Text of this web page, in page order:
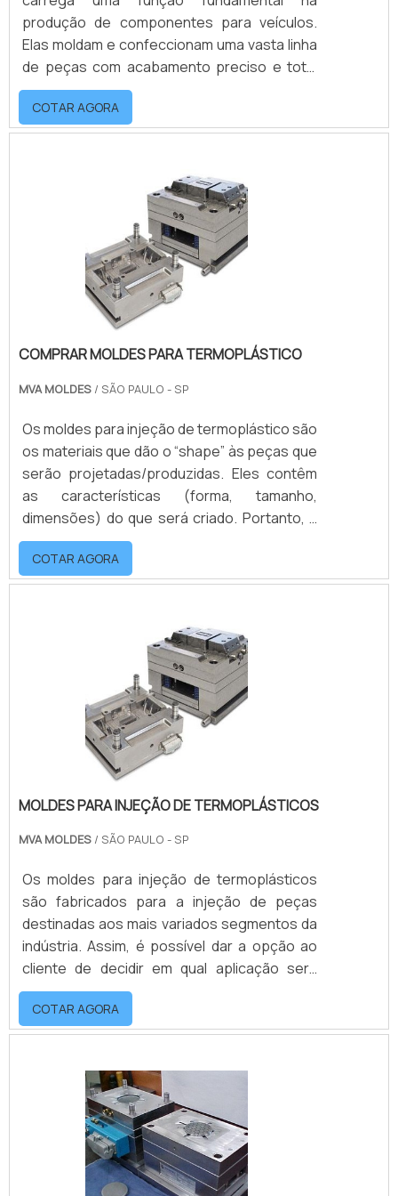
produção de componentes para veículos.
Elas moldam e confeccionam uma vasta linha
de peças com acabamento preciso e total
fidelidade às especificações técnicas
requeridas para os projetos, sendo
fabricadas por encomenda e sob medida. A
novo que garante total rapidez de produção
e praticidade, fabricando peças resistentes,
eficazes e com alta durabilidade.Matérias-
primas presentes .
COTAR AGORA
COMPRAR MOLDES PARA TERMOPLÁSTICO
MVA MOLDES / SÃO PAULO - SP
Os moldes para injeção de termoplástico são
os materiais que dão o “shape” às peças que
serão projetadas/produzidas. Eles contêm
as características (forma, tamanho,
dimensões) do que será criado. Portanto, a
qualidade da peça final depende muito da
qualidade de seu molde. Sendo assim,
comprar moldes para termoplástico é uma
produtoNormalmente, os moldes são
confeccionados em aço ou ligas metálicas,
tendo a sua estrutura básica formada por
COTAR AGORA
MOLDES PARA INJEÇÃO DE TERMOPLÁSTICOS
MVA MOLDES / SÃO PAULO - SP
Os moldes para injeção de termoplásticos
são fabricados para a injeção de peças
destinadas aos mais variados segmentos da
indústria. Assim, é possível dar a opção ao
cliente de decidir em qual aplicação será
usada no produto final, e todas as
especificações e exigências estabelecidas
serão seguidas à risca.O PRODUTO
fabricação do molde passa por diversos
testes de qualidade. Sendo assim, o projeto
só é entregue quando o produto está apto
para atender às necessidad.
COTAR AGORA